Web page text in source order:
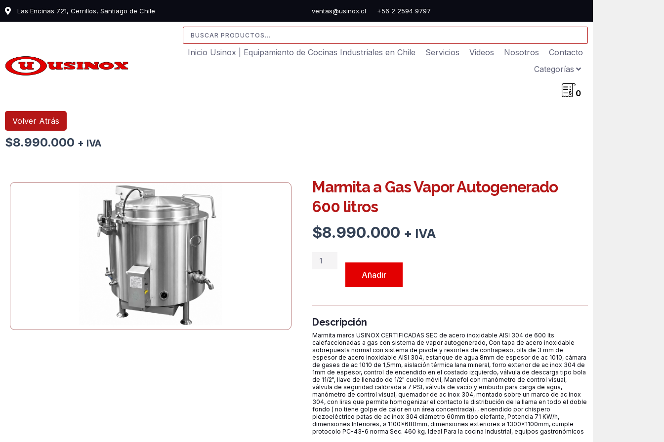
Las Encinas 721, Cerrillos, Santiago de Chile ventas@usinox.cl +56 2 2594 9797
Search
...
Inicio Usinox | Equipamiento de Cocinas Industriales en Chile
Servicios Videos Nosotros
Contacto
Categorías
0
Volver Atrás
$8.990.000 + IVA
Marmita a Gas Vapor Autogenerado
600 litros
$8.990.000 + IVA
Marmita
Autogenerado
600
litros
cantidad
Añadir
Descripción
Marmita marca USINOX CERTIFICADAS SEC de acero inoxidable AISI 304 de 600 lts
calefaccionadas a gas con sistema de vapor autogenerado, Con tapa de acero inoxidable
sobrepuesta normal con sistema de pivote y resortes de contrapeso, olla de 3 mm de
espesor de acero inoxidable AISI 304, estanque de agua 8mm de espesor de ac 1010, cámara
de gases de ac 1010 de 1,5mm, aislación térmica lana mineral, forro exterior de ac inox 304 de
1mm de espesor, control de encendido en el costado izquierdo, válvula de descarga tipo bola
de 11/2", llave de llenado de 1/2" cuello móvil, Manefol con manómetro de control visual,
válvula de seguridad calibrada a 7 PSI, válvula de vacío y embudo para carga de agua,
manómetro de control visual, quemador de ac inox 304, montado sobre un marco de ac inox
304, con liras que permite homogenizar el contacto la distribución de la llama en todo el doble
fondo ( no tiene golpe de calor en un área concentrada), , encendido por chispero
piezoeléctrico patas de ac inox 304 diámetro 60mm tipo elefante, Potencia 71 KW/h,
dimensiones Interiores, ø 1100x680mm, dimensiones exteriores ø 1300x1100mm, cumple
protocolo PC-43-6 norma Sec. 460 kg. Ideal Para la cocina Industrial, equipos gastronómicos